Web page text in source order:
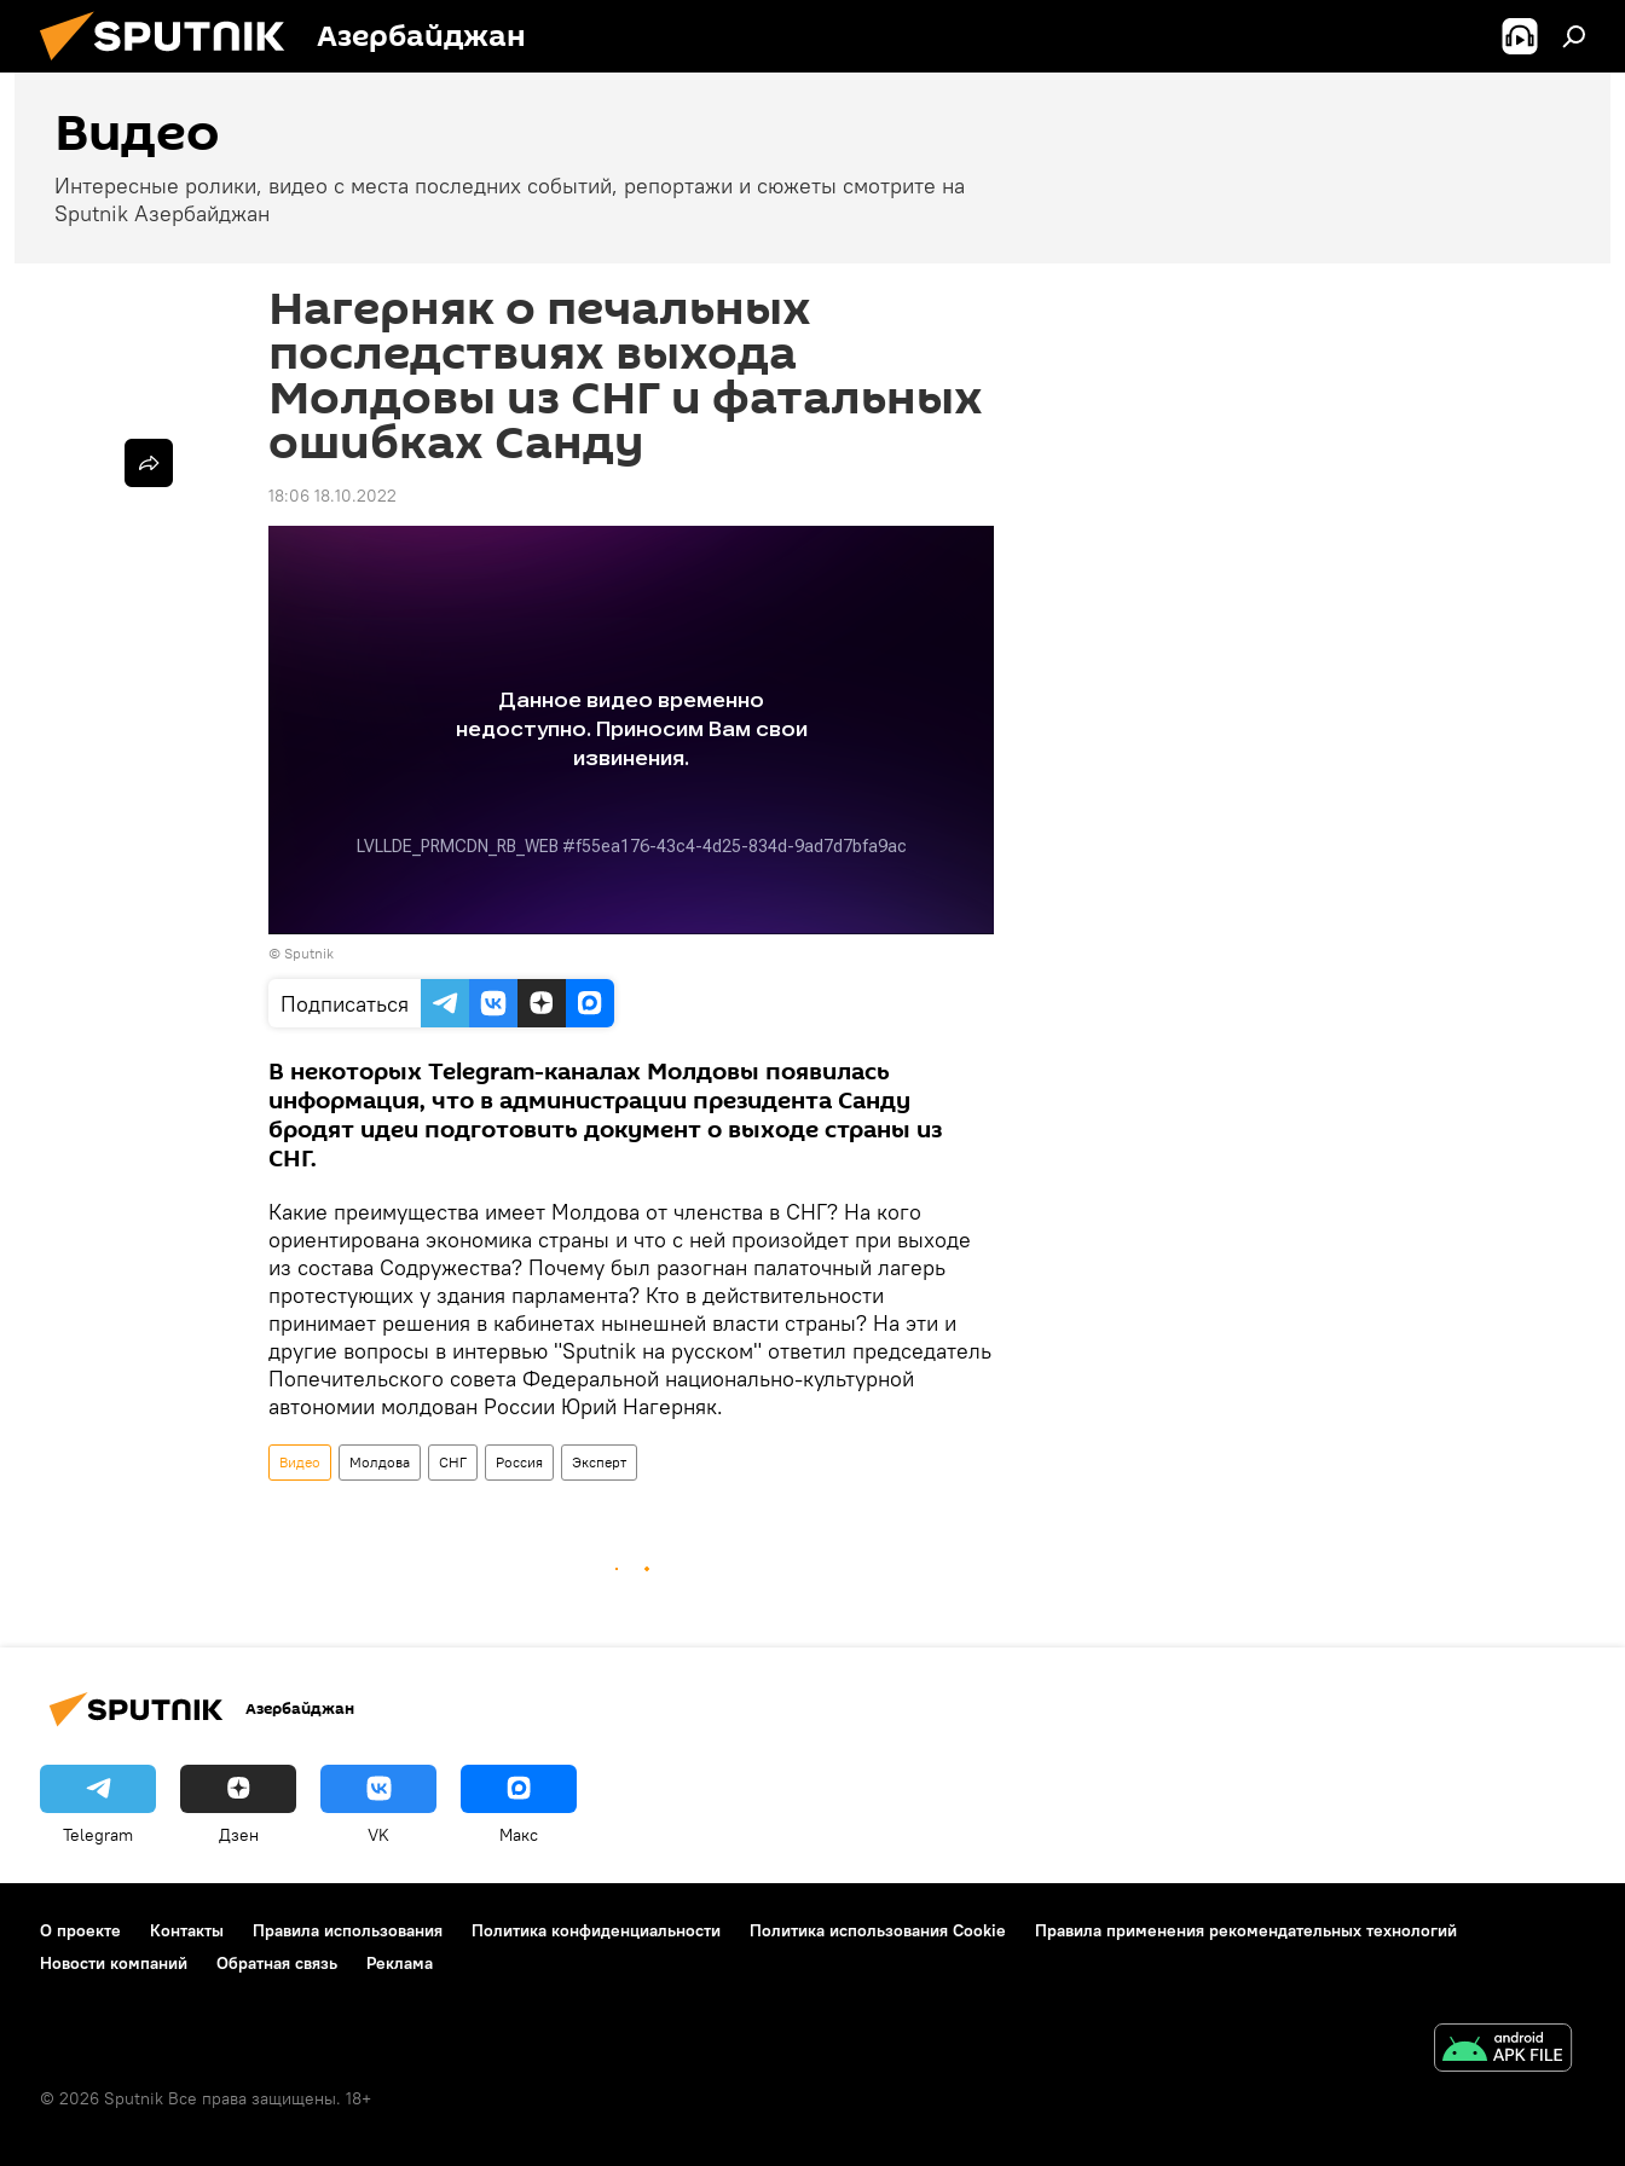
Азербайджан
Видео
Интересные ролики, видео с места последних событий, репортажи и сюжеты смотрите на
Sputnik Азербайджан
Нагерняк о печальных
последствиях выхода
Молдовы из СНГ и фатальных
ошибках Санду
18:06 18.10.2022
© Sputnik
Подписаться
В некоторых Telegram-каналах Молдовы появилась
информация, что в администрации президента Санду
бродят идеи подготовить документ о выходе страны из
СНГ.
Какие преимущества имеет Молдова от членства в СНГ? На кого
ориентирована экономика страны и что с ней произойдет при выходе
из состава Содружества? Почему был разогнан палаточный лагерь
протестующих у здания парламента? Кто в действительности
принимает решения в кабинетах нынешней власти страны? На эти и
другие вопросы в интервью "Sputnik на русском" ответил председатель
Попечительского совета Федеральной национально-культурной
автономии молдован России Юрий Нагерняк.
Видео Молдова СНГ Россия Эксперт
Азербайджан
Telegram Дзен VK Макс
О проекте Контакты Правила использования Политика конфиденциальности Политика использования Cookie
Правила применения рекомендательных технологий
Новости компаний
Обратная связь Реклама
© 2026 Sputnik Все права защищены. 18+